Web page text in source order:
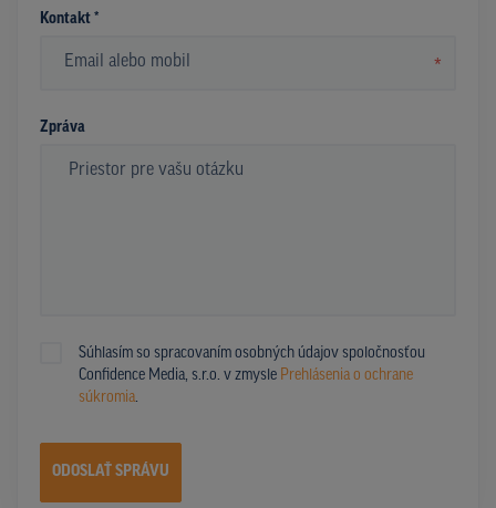
Kontakt *
*
Zpráva
Súhlasím so spracovaním osobných údajov spoločnosťou
Confidence Media, s.r.o. v zmysle Prehlásenia o ochrane
súkromia.
ODOSLAŤ SPRÁVU